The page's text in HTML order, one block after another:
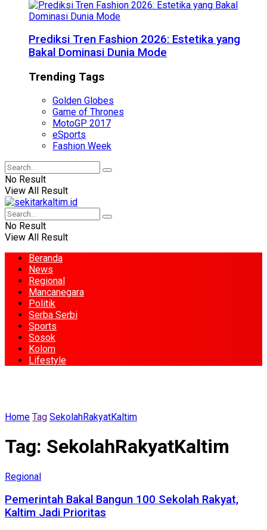
Prediksi Tren Fashion 2026: Estetika yang
Bakal Dominasi Dunia Mode
Trending Tags
Golden Globes
Game of Thrones
MotoGP 2017
eSports
Fashion Week
No Result
View All Result
No Result
View All Result
Beranda
News
Regional
Mancanegara
Politik
Serba Serbi
Sports
Sosok
Kolom
Lifestyle
Home Tag SekolahRakyatKaltim
Tag: SekolahRakyatKaltim
Regional
Pemerintah Bakal Bangun 100 Sekolah Rakyat,
Kaltim Jadi Prioritas